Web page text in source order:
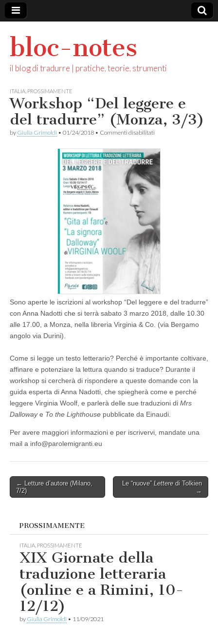
bloc-notes
il blog di tradurre | pratiche, teorie, strumenti
ITALIA PROSSIMAMENTE
Workshop “Del leggere e
del tradurre” (Monza, 3/3)
by Giulia Grimoldi • 01/24/2018 • Commenti disabilitati
“Del
leggere
e
del
tradurre”
(Monza,
Sono aperte le iscrizioni al workshop “Del leggere e del tradurre”
con Anna Nadotti che si terrà sabato 3 marzo 2018, dalle 10.30
alle 17.00, a Monza, nella libreria Virginia & Co. (via Bergamo
angolo via Durini).
Come si legge un testo letterario? Perché è importante coltivare,
affinare e potenziare la lettura quando si traduce? Durante il
workshop si cercherà di rispondere a queste domande con la
guida esperta di Anna Nadotti, che spiegherà come e perché
leggere Virginia Woolf, e parlerà delle sue traduzioni di Mrs
Dallowaye To the Lighthouse pubblicate da Einaudi.
Per avere maggiori informazioni e per iscrivervi, mandate una
mail a info@parolemigranti.eu
Post
navigation
← Letture d’autore (Milano,
7/2)
Le “nuove” Letteredi Tolkien
→
PROSSIMAMENTE
ITALIA PROSSIMAMENTE
XIX Giornate della
traduzione letteraria
(online e a Rimini, 10-
12/12)
by Giulia Grimoldi • 11/09/2021